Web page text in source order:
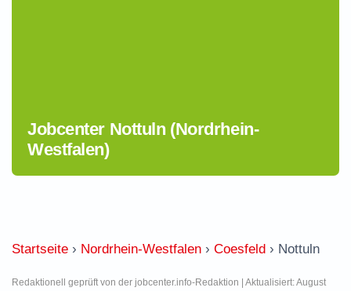
Jobcenter Nottuln (Nordrhein-
Westfalen)
Startseite › Nordrhein-Westfalen › Coesfeld › Nottuln
Redaktionell geprüft von der jobcenter.info-Redaktion | Aktualisiert: August